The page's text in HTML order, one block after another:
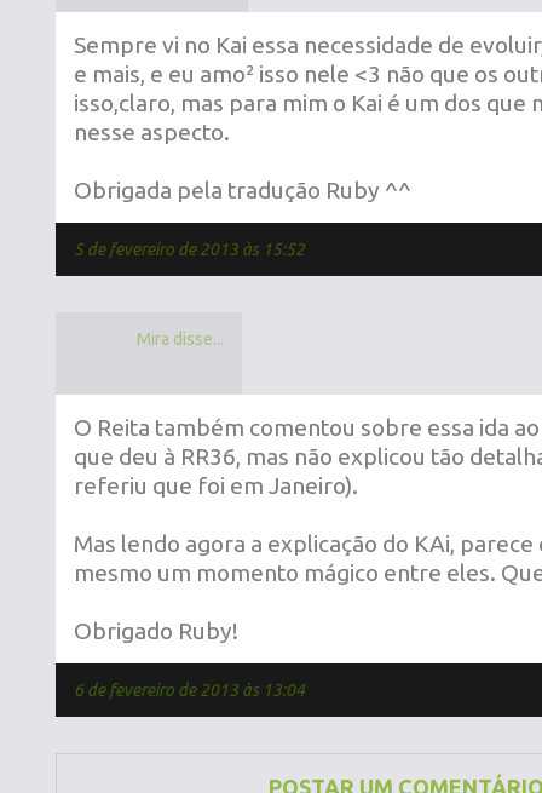
Sempre vi no Kai essa necessidade de
e mais, e eu amo² isso nele <3 não que os
isso,claro, mas para mim o Kai é um dos que
nesse aspecto.
Obrigada pela tradução Ruby ^^
5 de fevereiro de 2013 às 15:52
Mira disse...
O Reita também comentou sobre essa ida
que deu à RR36, mas não explicou tão
referiu que foi em Janeiro).
Mas lendo agora a explicação do KAi,
mesmo um momento mágico entre eles.
Obrigado Ruby!
6 de fevereiro de 2013 às 13:04
POSTAR UM